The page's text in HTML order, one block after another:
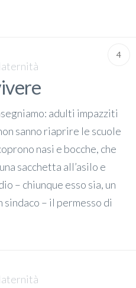
4
adulti impazziti
sanno riaprire le scuole
nasi e bocche, che
sacchetta all’asilo e
– chiunque esso sia, un
– il permesso di